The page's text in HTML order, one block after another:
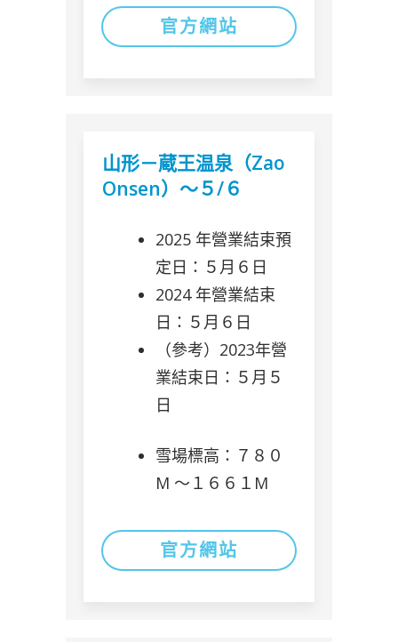
官方網站
山形－蔵王温泉（Zao
Onsen）～５/６
2025 年營業結束預
定日：５月６日
2024 年營業結束
日：５月６日
（參考）2023年營
業結束日：５月５
日
雪場標高：７８０
M 〜１６６１M
官方網站